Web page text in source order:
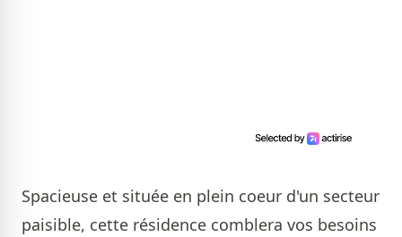
Spacieuse et située en plein coeur d'un secteur
paisible, cette résidence comblera vos besoins